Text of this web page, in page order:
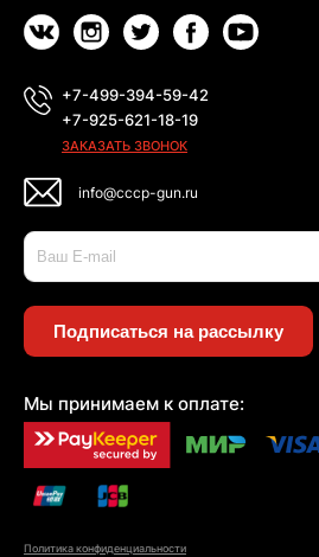
+7-499-394-59-42
+7-925-621-18-19
ЗАКАЗАТЬ ЗВОНОК
info@cccp-gun.ru
Подписаться на рассылку
Мы принимаем к оплате:
Политика конфиденциальности